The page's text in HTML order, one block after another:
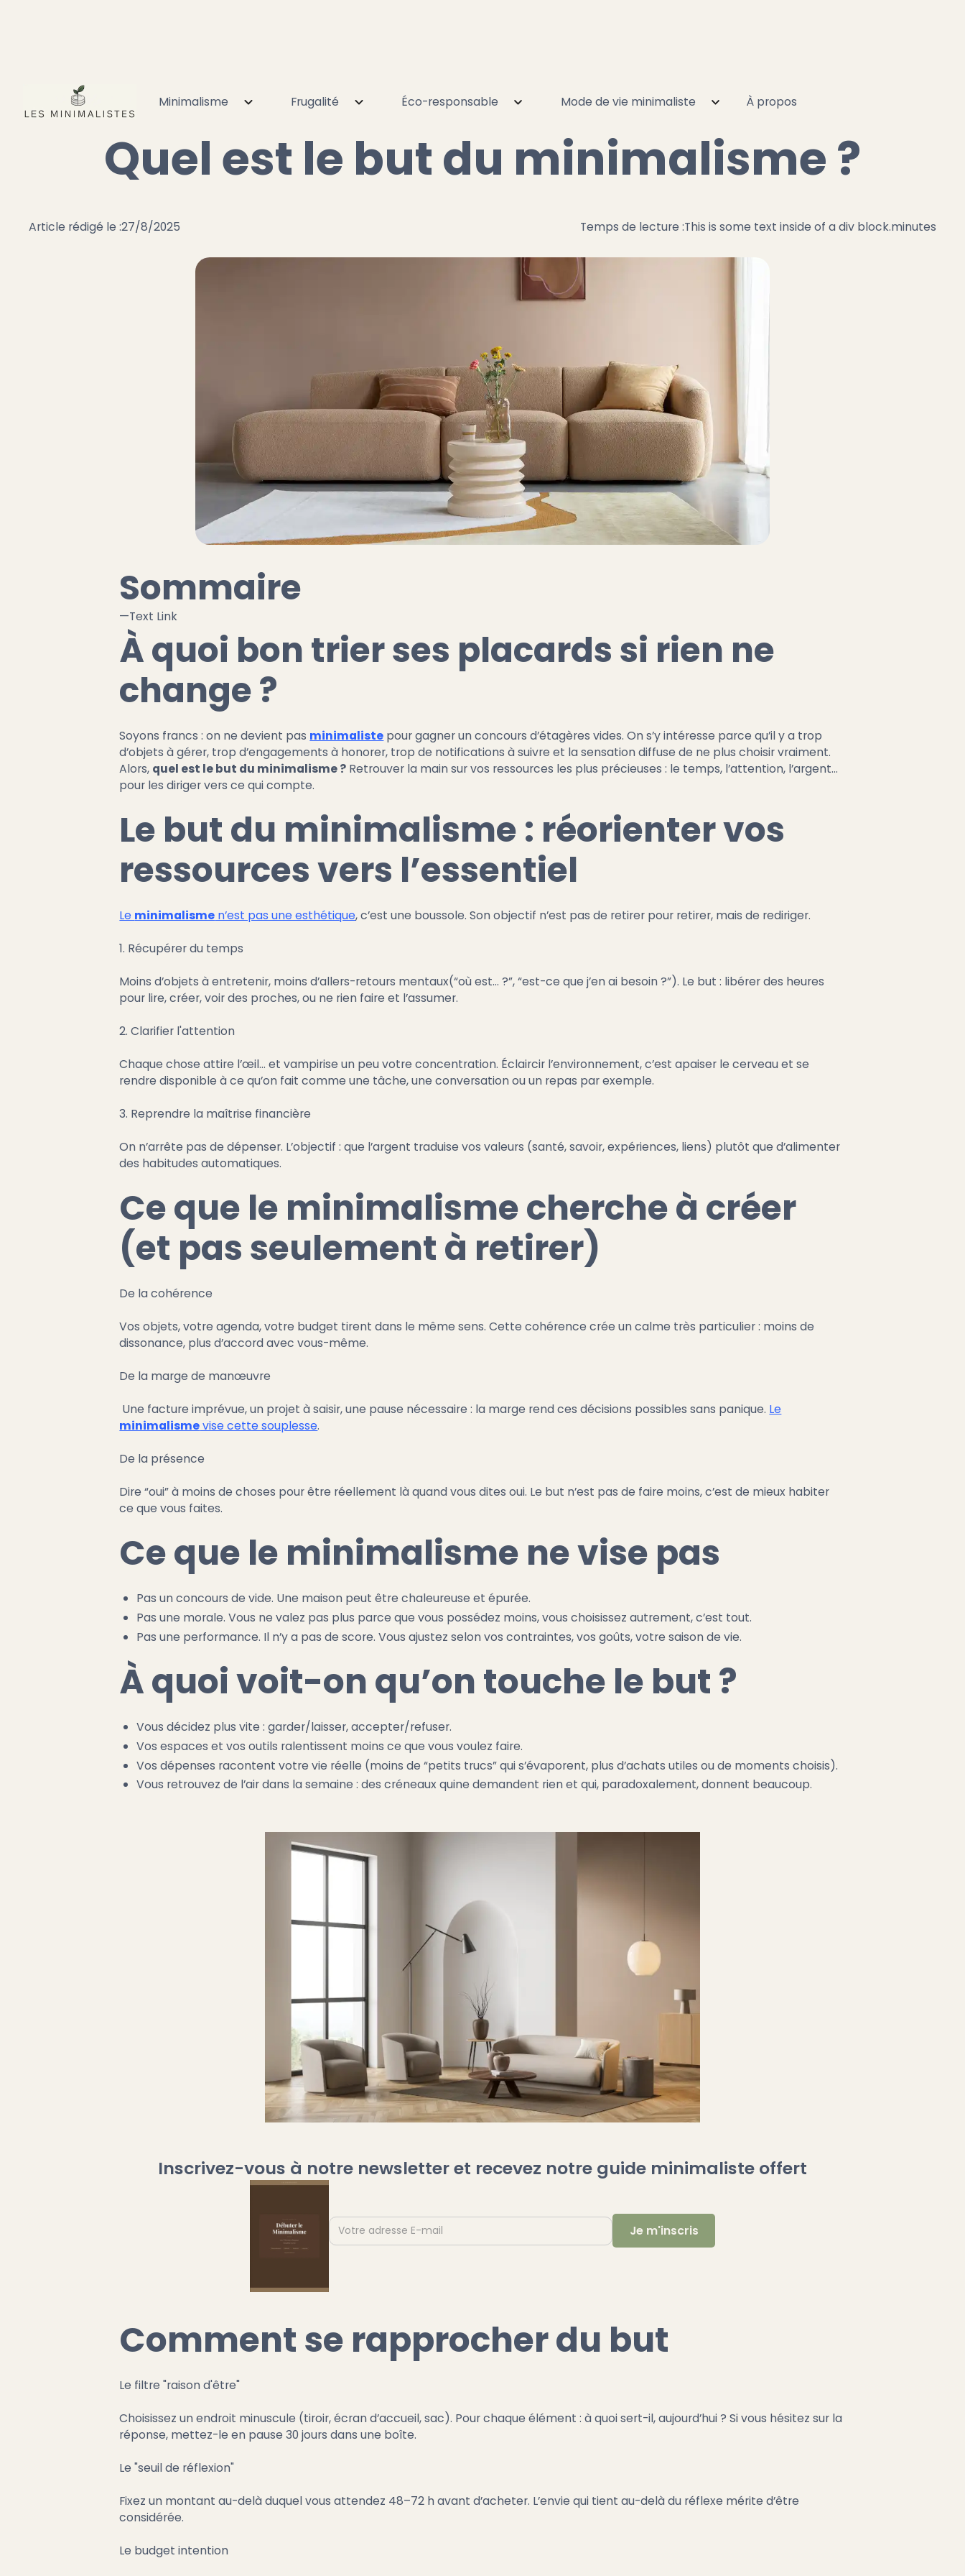
Minimalisme Frugalité Éco-responsable Mode de vie minimaliste À propos
Minimalisme Quel est le but du minimalisme ?
Quel est le but du minimalisme ?
Article rédigé le :27/8/2025 Temps de lecture :This is some text inside of a div block.minutes
Sommaire
—Text Link
À quoi bon trier ses placards si rien ne
change ?
Soyons francs : on ne devient pas minimaliste pour gagner un concours d’étagères vides. On s’y intéresse parce qu’il y a trop
d’objets à gérer, trop d’engagements à honorer, trop de notifications à suivre et la sensation diffuse de ne plus choisir vraiment.
Alors, quel est le but du minimalisme ? Retrouver la main sur vos ressources les plus précieuses : le temps, l’attention, l’argent…
pour les diriger vers ce qui compte.
Le but du minimalisme : réorienter vos
ressources vers l’essentiel
Le minimalisme n’est pas une esthétique, c’est une boussole. Son objectif n’est pas de retirer pour retirer, mais de rediriger.
1. Récupérer du temps
Moins d’objets à entretenir, moins d’allers-retours mentaux(“où est… ?”, “est-ce que j’en ai besoin ?”). Le but : libérer des heures
pour lire, créer, voir des proches, ou ne rien faire et l’assumer.
2. Clarifier l'attention
Chaque chose attire l’œil… et vampirise un peu votre concentration. Éclaircir l’environnement, c’est apaiser le cerveau et se
rendre disponible à ce qu’on fait comme une tâche, une conversation ou un repas par exemple.
3. Reprendre la maîtrise financière
On n’arrête pas de dépenser. L’objectif : que l’argent traduise vos valeurs (santé, savoir, expériences, liens) plutôt que d’alimenter
des habitudes automatiques.
Ce que le minimalisme cherche à créer
(et pas seulement à retirer)
De la cohérence
Vos objets, votre agenda, votre budget tirent dans le même sens. Cette cohérence crée un calme très particulier : moins de
dissonance, plus d’accord avec vous-même.
De la marge de manœuvre
Une facture imprévue, un projet à saisir, une pause nécessaire : la marge rend ces décisions possibles sans panique. Le
minimalismevise cette souplesse.
De la présence
Dire “oui” à moins de choses pour être réellement là quand vous dites oui. Le but n’est pas de faire moins, c’est de mieux habiter
ce que vous faites.
Ce que le minimalisme ne vise pas
Pas un concours de vide. Une maison peut être chaleureuse et épurée.
Pas une morale. Vous ne valez pas plus parce que vous possédez moins, vous choisissez autrement, c’est tout.
Pas une performance. Il n’y a pas de score. Vous ajustez selon vos contraintes, vos goûts, votre saison de vie.
À quoi voit-on qu’on touche le but ?
Vous décidez plus vite : garder/laisser, accepter/refuser.
Vos espaces et vos outils ralentissent moins ce que vous voulez faire.
Vos dépenses racontent votre vie réelle (moins de “petits trucs” qui s’évaporent, plus d’achats utiles ou de moments choisis).
Vous retrouvez de l’air dans la semaine : des créneaux quine demandent rien et qui, paradoxalement, donnent beaucoup.
Inscrivez-vous à notre newsletter et recevez notre guide minimaliste offert
Comment se rapprocher du but
Le filtre "raison d'être"
Choisissez un endroit minuscule (tiroir, écran d’accueil, sac). Pour chaque élément : à quoi sert-il, aujourd’hui ? Si vous hésitez sur la
réponse, mettez-le en pause 30 jours dans une boîte.
Le "seuil de réflexion"
Fixez un montant au-delà duquel vous attendez 48–72 h avant d’acheter. L’envie qui tient au-delà du réflexe mérite d’être
considérée.
Le budget intention